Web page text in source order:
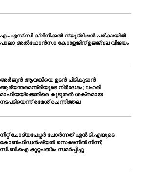
എം.എസ്.സി ക്ലിനിക്കൽ ന്യൂട്രിഷൻ പരീക്ഷയിൽ
പാലാ അൽഫോൻസാ കോളേജിന് ഉജ്ജ്വല വിജയം
അർജുൻ ആയങ്കിയെ ഉടൻ പിടികൂടാൻ
ആഭ്യന്തരമന്ത്രിയുടെ നിർദേശം; ലഹരി
മാഫിയയ്ക്കെതിരെ കൂടുതൽ ശക്തമായ
നടപടിയെന്ന് രമേശ് ചെന്നിത്തല
നീറ്റ് ചോദ്യപേപ്പർ ചോർന്നത് എൻ.ടി.എയുടെ
കോൺഫിഡൻഷ്യൽ സെക്ഷനിൽ നിന്ന്;
സി.ബി.ഐ കുറ്റപത്രം സമർപ്പിച്ചു